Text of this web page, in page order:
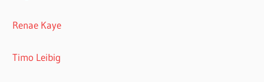
Renae Kaye
Timo Leibig